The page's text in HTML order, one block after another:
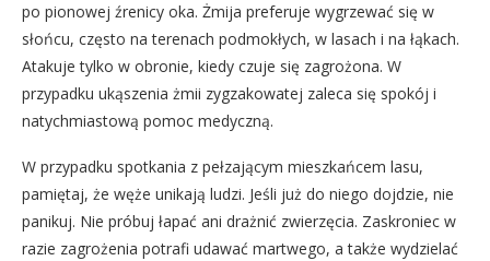
po pionowej źrenicy oka. Żmija preferuje wygrzewać się w
słońcu, często na terenach podmokłych, w lasach i na łąkach.
Atakuje tylko w obronie, kiedy czuje się zagrożona. W
przypadku ukąszenia żmii zygzakowatej zaleca się spokój i
natychmiastową pomoc medyczną.
W przypadku spotkania z pełzającym mieszkańcem lasu,
pamiętaj, że węże unikają ludzi. Jeśli już do niego dojdzie, nie
panikuj. Nie próbuj łapać ani drażnić zwierzęcia. Zaskroniec w
razie zagrożenia potrafi udawać martwego, a także wydzielać